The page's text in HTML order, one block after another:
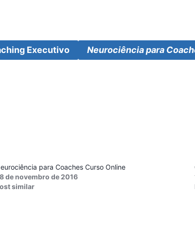
Executivo Neurociência para
para Coaches Curso Online
de novembro de 2016
similar